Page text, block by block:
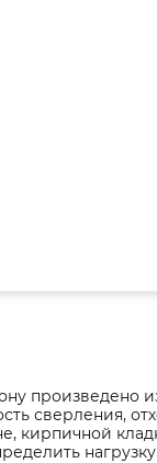
произведено
сверления,
кирпичной